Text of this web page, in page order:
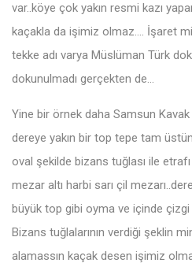
var..köye çok yakın resmi kazı
kaçakla da işimiz olmaz…. İşaret
tekke adı varya Müslüman Türk
dokunulmadı gerçekten de…
Yine bir örnek daha Samsun
dereye yakın bir top tepe tam
oval şekilde bizans tuğlası ile
mezar altı harbi sarı çil
büyük top gibi oyma ve içinde çizgi
Bizans tuğlalarının verdiği şeklin
alamassın kaçak desen işimiz